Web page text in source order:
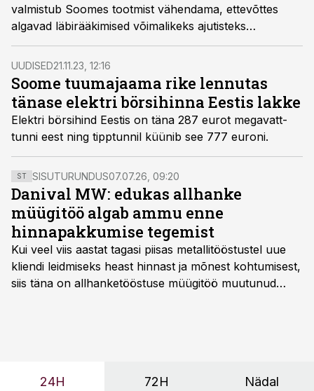
valmistub Soomes tootmist vähendama, ettevõttes
algavad läbirääkimised võimalikeks ajutisteks
koondamisteks.
UUDISED21.11.23, 12:16
Soome tuumajaama rike lennutas
tänase elektri börsihinna Eestis lakke
Elektri börsihind Eestis on täna 287 eurot megavatt-
tunni eest ning tipptunnil küünib see 777 euroni.
ST SISUTURUNDUS07.07.26, 09:20
Danival MW: edukas allhanke
müügitöö algab ammu enne
hinnapakkumise tegemist
Kui veel viis aastat tagasi piisas metallitööstustel uue
kliendi leidmiseks heast hinnast ja mõnest kohtumisest,
siis täna on allhanketööstuse müügitöö muutunud
24H 72H Nädal